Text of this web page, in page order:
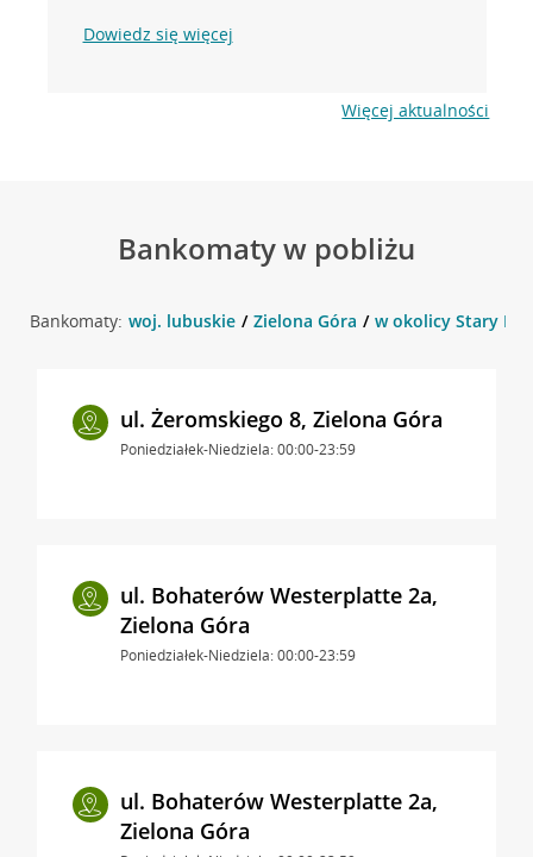
Dowiedz się więcej
Więcej aktualności
Bankomaty w pobliżu
Bankomaty: woj. lubuskie Zielona Góra w okolicy Stary
ul. Żeromskiego 8, Zielona Góra
Poniedziałek-Niedziela: 00:00-23:59
ul. Bohaterów Westerplatte 2a,
Zielona Góra
Poniedziałek-Niedziela: 00:00-23:59
ul. Bohaterów Westerplatte 2a,
Zielona Góra